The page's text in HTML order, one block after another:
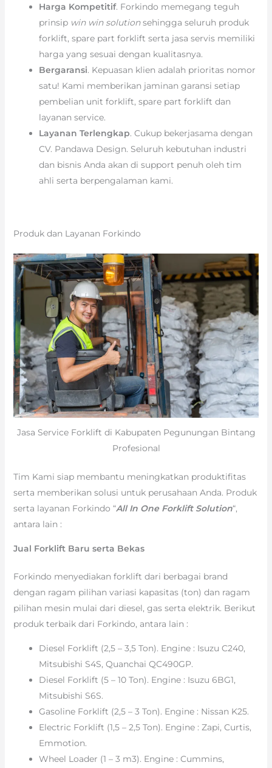
Harga Kompetitif. Forkindo memegang teguh
prinsip win win solutionsehingga seluruh produk
forklift, spare part forklift serta jasa servis memiliki
harga yang sesuai dengan kualitasnya.
Bergaransi. Kepuasan klien adalah prioritas nomor
satu! Kami memberikan jaminan garansi setiap
pembelian unit forklift, spare part forklift dan
layanan service.
Layanan Terlengkap. Cukup bekerjasama dengan
CV. Pandawa Design. Seluruh kebutuhan industri
dan bisnis Anda akan di support penuh oleh tim
ahli serta berpengalaman kami.
Produk dan Layanan Forkindo
Jasa Service Forklift di Kabupaten Pegunungan Bintang
Profesional
Tim Kami siap membantu meningkatkan produktifitas
serta memberikan solusi untuk perusahaan Anda. Produk
serta layanan Forkindo “All In One Forklift Solution“,
antara lain :
Jual Forklift Baru serta Bekas
Forkindo menyediakan forklift dari berbagai brand
dengan ragam pilihan variasi kapasitas (ton) dan ragam
pilihan mesin mulai dari diesel, gas serta elektrik. Berikut
produk terbaik dari Forkindo, antara lain :
Diesel Forklift (2,5 – 3,5 Ton). Engine : Isuzu C240,
Mitsubishi S4S, Quanchai QC490GP.
Diesel Forklift (5 – 10 Ton). Engine : Isuzu 6BG1,
Mitsubishi S6S.
Gasoline Forklift (2,5 – 3 Ton). Engine : Nissan K25.
Electric Forklift (1,5 – 2,5 Ton). Engine : Zapi, Curtis,
Emmotion.
Wheel Loader (1 – 3 m3). Engine : Cummins,